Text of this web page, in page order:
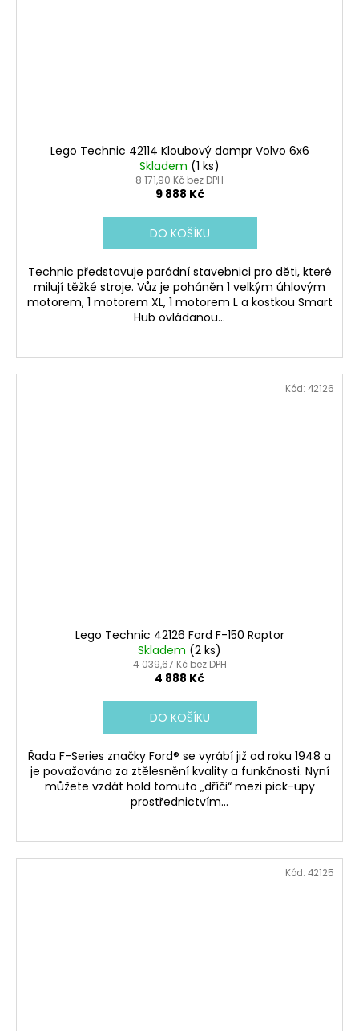
Lego Technic 42114 Kloubový dampr Volvo 6x6
Skladem (1 ks)
8 171,90 Kč bez DPH
9 888 Kč
DO KOŠÍKU
Technic představuje parádní stavebnici pro děti, které
milují těžké stroje. Vůz je poháněn 1 velkým úhlovým
motorem, 1 motorem XL, 1 motorem L a kostkou Smart
Hub ovládanou...
Lego Technic 42126 Ford F-150 Raptor
Skladem (2 ks)
4 039,67 Kč bez DPH
4 888 Kč
DO KOŠÍKU
Řada F-Series značky Ford® se vyrábí již od roku 1948 a
je považována za ztělesnění kvality a funkčnosti. Nyní
můžete vzdát hold tomuto „dříči“ mezi pick-upy
prostřednictvím...
Kód: 42126
Kód: 42125